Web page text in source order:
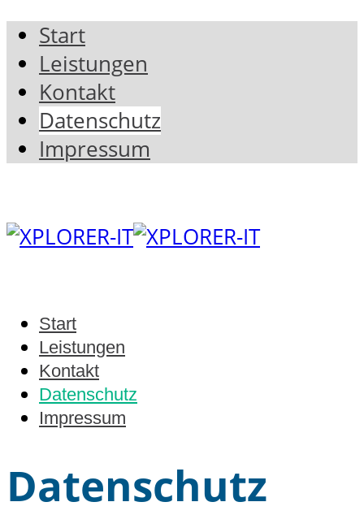
Start
Leistungen
Kontakt
Datenschutz
Impressum
Start
Leistungen
Kontakt
Datenschutz
Impressum
Datenschutz